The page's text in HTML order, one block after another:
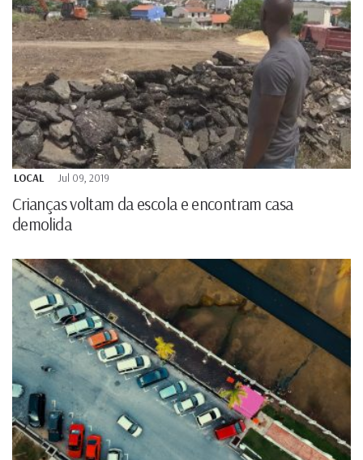
LOCAL Jul 09, 2019
Crianças voltam da escola e encontram casa
demolida